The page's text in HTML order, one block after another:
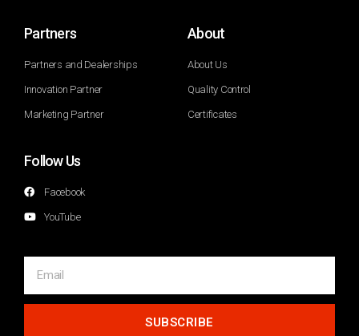
Partners
Partners and Dealerships
Innovation Partner
Marketing Partner
About
About Us
Quality Control
Certificates
Follow Us
Facebook
YouTube
SUBSCRIBE